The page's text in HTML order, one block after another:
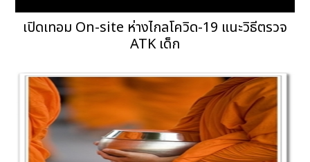
เปิดเทอม On-site ห่างไกลโควิด-19 แนะวิธีตรวจ
ATK เด็ก